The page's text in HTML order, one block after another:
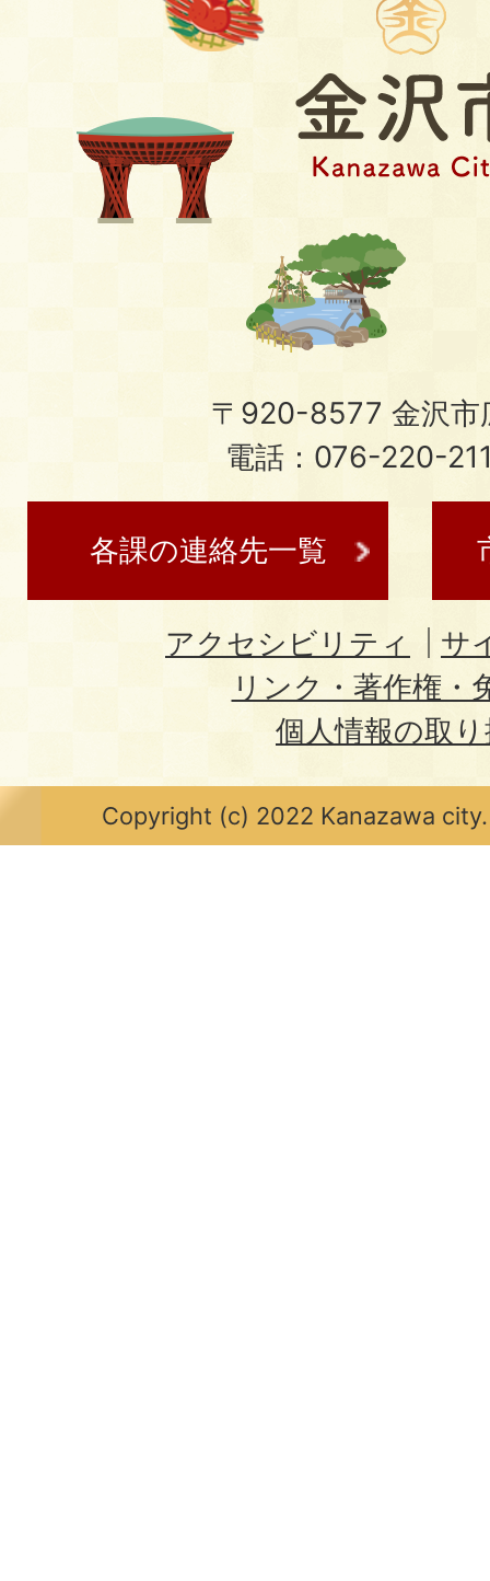
〒920-8577 金沢市
電話：076-220-
各課の連絡先一覧
アクセシビリティ
サ
リンク・著作権・
個人情報の取
Copyright (c) 2022 Kanazawa